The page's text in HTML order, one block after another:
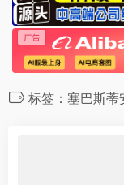
标签：塞巴斯蒂